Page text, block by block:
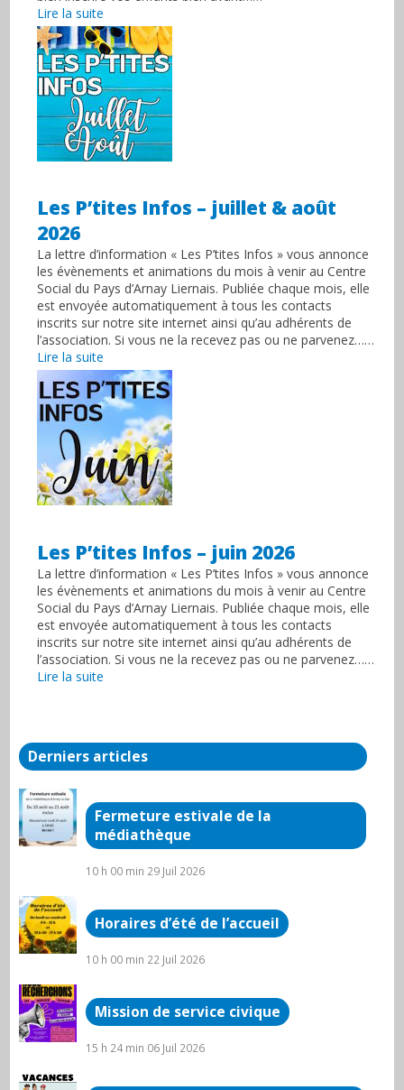
Lire la suite
Les P’tites Infos – juillet & août
2026
La lettre d’information « Les P’tites Infos » vous annonce
les évènements et animations du mois à venir au Centre
Social du Pays d’Arnay Liernais. Publiée chaque mois, elle
est envoyée automatiquement à tous les contacts
inscrits sur notre site internet ainsi qu’au adhérents de
l’association. Si vous ne la recevez pas ou ne parvenez……
Lire la suite
Les P’tites Infos – juin 2026
La lettre d’information « Les P’tites Infos » vous annonce
les évènements et animations du mois à venir au Centre
Social du Pays d’Arnay Liernais. Publiée chaque mois, elle
est envoyée automatiquement à tous les contacts
inscrits sur notre site internet ainsi qu’au adhérents de
l’association. Si vous ne la recevez pas ou ne parvenez……
Lire la suite
Derniers articles
Fermeture estivale de la
médiathèque
10 h 00 min 29 Juil 2026
Horaires d’été de l’accueil
10 h 00 min 22 Juil 2026
Mission de service civique
15 h 24 min 06 Juil 2026